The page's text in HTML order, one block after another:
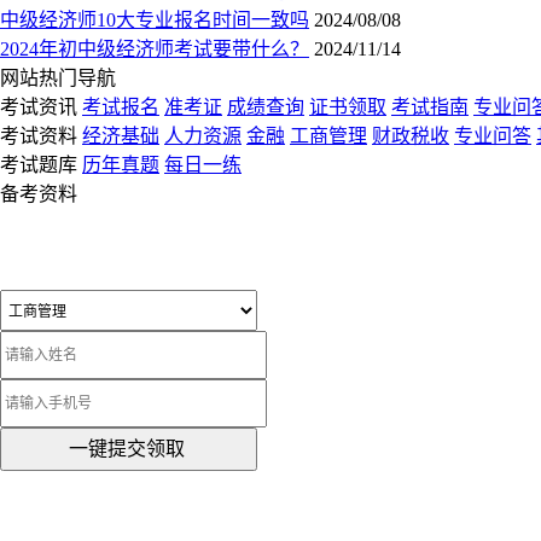
中级经济师10大专业报名时间一致吗 2024/08/08
2024年初中级经济师考试要带什么？
2024/11/14
网站热门导航
考试资讯 考试报名 准考证 成绩查询 证书领取 考试指南 专业问
考试资料 经济基础 人力资源 金融 工商管理 财政税收 专业问答
考试题库 历年真题 每日一练
备考资料
一键提交领取